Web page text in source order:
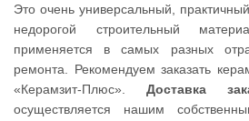
Это очень универсальный,
недорогой строительный
применяется в самых разных
ремонта. Рекомендуем заказать
«Керамзит-Плюс». Доставка
осуществляется нашим